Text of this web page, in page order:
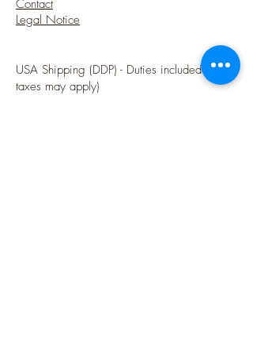
Contact
Legal Notice
USA Shipping (DDP) - Duties included (Local
taxes may apply)